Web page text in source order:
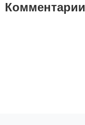
Комментарии